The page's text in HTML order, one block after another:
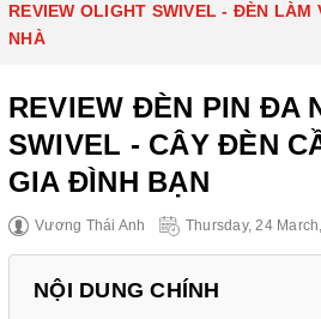
REVIEW OLIGHT SWIVEL - ĐÈN LÀM
NHÀ
REVIEW ĐÈN PIN ĐA
SWIVEL - CÂY ĐÈN
GIA ĐÌNH BẠN
Vương Thái Anh Thursday, 24
NỘI DUNG CHÍNH